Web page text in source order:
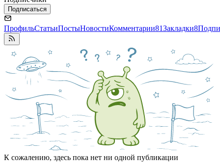
Подписаться
ПрофильСтатьиПостыНовостиКомментарии81Закладки8
К сожалению, здесь пока нет ни одной публикации